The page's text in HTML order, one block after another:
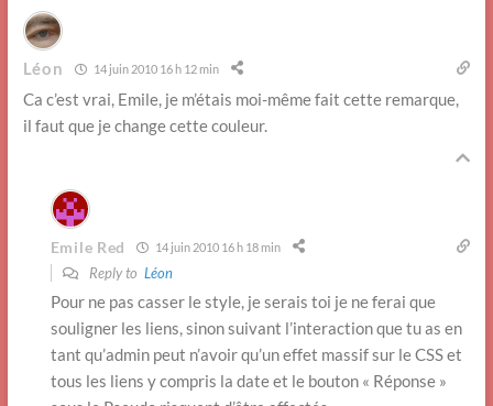
Léon 14 juin 2010 16 h 12 min
Ca c’est vrai, Emile, je m’étais moi-même fait cette remarque,
il faut que je change cette couleur.
Emile Red 14 juin 2010 16 h 18 min
Reply to Léon
Pour ne pas casser le style, je serais toi je ne ferai que
souligner les liens, sinon suivant l’interaction que tu as en
tant qu’admin peut n’avoir qu’un effet massif sur le CSS et
tous les liens y compris la date et le bouton « Réponse »